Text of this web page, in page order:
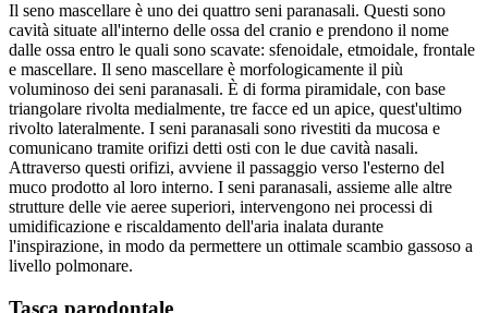
Il seno mascellare è uno dei quattro seni paranasali. Questi sono
cavità situate all'interno delle ossa del cranio e prendono il nome
dalle ossa entro le quali sono scavate: sfenoidale, etmoidale, frontale
e mascellare. Il seno mascellare è morfologicamente il più
voluminoso dei seni paranasali. È di forma piramidale, con base
triangolare rivolta medialmente, tre facce ed un apice, quest'ultimo
rivolto lateralmente. I seni paranasali sono rivestiti da mucosa e
comunicano tramite orifizi detti osti con le due cavità nasali.
Attraverso questi orifizi, avviene il passaggio verso l'esterno del
muco prodotto al loro interno. I seni paranasali, assieme alle altre
strutture delle vie aeree superiori, intervengono nei processi di
umidificazione e riscaldamento dell'aria inalata durante
l'inspirazione, in modo da permettere un ottimale scambio gassoso a
livello polmonare.
Tasca parodontale